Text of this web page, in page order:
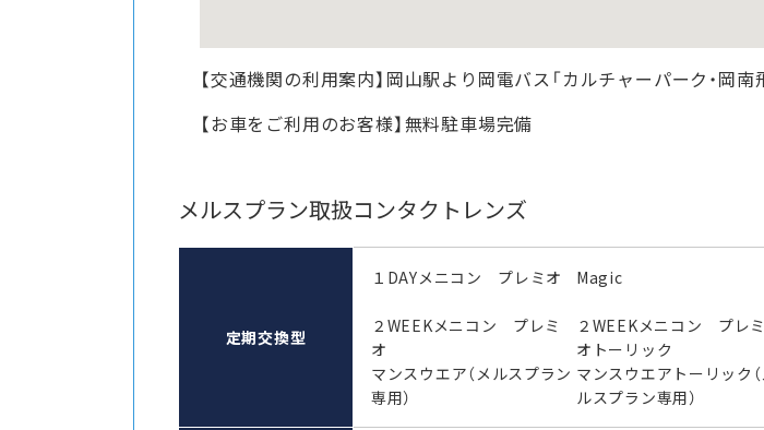
【交通機関の利用案内】岡山駅より岡電バス「カルチャーパーク・岡南
【お車をご利用のお客様】無料駐車場完備
メルスプラン取扱コンタクトレンズ
定期交換型
１DAYメニコン プレミオ Magic
２WEEKメニコン プレミ
オ
２WEEKメニコン プレミ
オトーリック
マンスウエア（メルスプラン
専用）
マンスウエアトーリック（
ルスプラン専用）